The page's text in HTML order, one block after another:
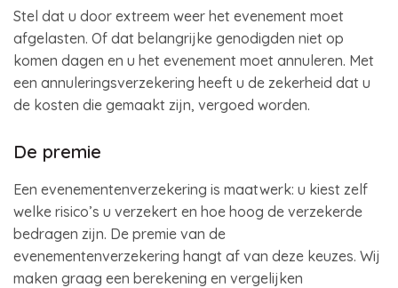
Stel dat u door extreem weer het evenement moet
afgelasten. Of dat belangrijke genodigden niet op
komen dagen en u het evenement moet annuleren. Met
een annuleringsverzekering heeft u de zekerheid dat u
de kosten die gemaakt zijn, vergoed worden.
De premie
Een evenementenverzekering is maatwerk: u kiest zelf
welke risico’s u verzekert en hoe hoog de verzekerde
bedragen zijn. De premie van de
evenementenverzekering hangt af van deze keuzes. Wij
maken graag een berekening en vergelijken